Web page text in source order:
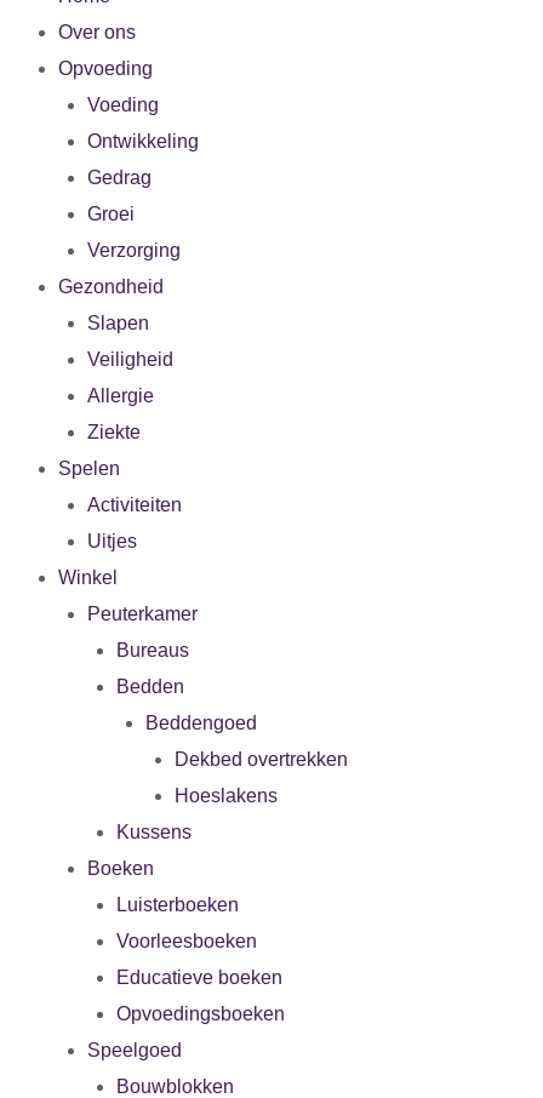
Over ons
Opvoeding
Voeding
Ontwikkeling
Gedrag
Groei
Verzorging
Gezondheid
Slapen
Veiligheid
Allergie
Ziekte
Spelen
Activiteiten
Uitjes
Winkel
Peuterkamer
Bureaus
Bedden
Beddengoed
Dekbed overtrekken
Hoeslakens
Kussens
Boeken
Luisterboeken
Voorleesboeken
Educatieve boeken
Opvoedingsboeken
Speelgoed
Bouwblokken